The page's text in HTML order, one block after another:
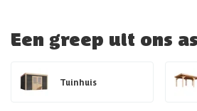
Een greep uit ons
Tuinhuis